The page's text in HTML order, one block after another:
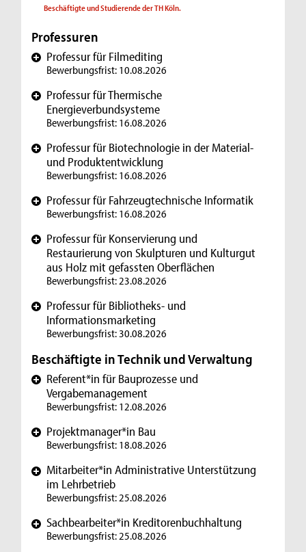
Beschäftigte und Studierende der TH Köln.
Professuren
+ Professur für Filmediting
Bewerbungsfrist: 10.08.2026
+ Professur für Thermische
Energieverbundsysteme
Bewerbungsfrist: 16.08.2026
+ Professur für Biotechnologie in der Material-
und Produktentwicklung
Bewerbungsfrist: 16.08.2026
+ Professur für Fahrzeugtechnische Informatik
Bewerbungsfrist: 16.08.2026
+ Professur für Konservierung und
Restaurierung von Skulpturen und Kulturgut
aus Holz mit gefassten Oberflächen
Bewerbungsfrist: 23.08.2026
+ Professur für Bibliotheks- und
Informationsmarketing
Bewerbungsfrist: 30.08.2026
Beschäftigte in Technik und Verwaltung
+ Referent*in für Bauprozesse und
Vergabemanagement
Bewerbungsfrist: 12.08.2026
+ Projektmanager*in Bau
Bewerbungsfrist: 18.08.2026
+ Mitarbeiter*in Administrative Unterstützung
im Lehrbetrieb
Bewerbungsfrist: 25.08.2026
+ Sachbearbeiter*in Kreditorenbuchhaltung
Bewerbungsfrist: 25.08.2026